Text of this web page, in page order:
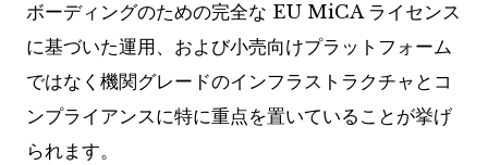
ボーディングのための完全な EU MiCA ライセンス
に基づいた運用、および小売向けプラットフォーム
ではなく機関グレードのインフラストラクチャとコ
ンプライアンスに特に重点を置いていることが挙げ
られます。